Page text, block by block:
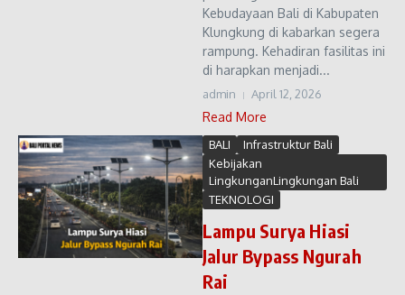
Kebudayaan Bali di Kabupaten
Klungkung di kabarkan segera
rampung. Kehadiran fasilitas ini
di harapkan menjadi...
admin April 12, 2026
Read More
BALI
Infrastruktur Bali
Kebijakan
LingkunganLingkungan Bali
TEKNOLOGI
Lampu Surya Hiasi
Jalur Bypass Ngurah
Rai